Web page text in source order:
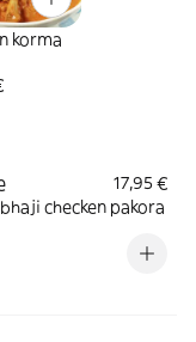
korma
17,95 €
checken pakora